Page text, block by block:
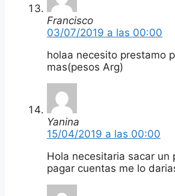
Francisco
03/07/2019 a las 00:00
holaa necesito prestamo
mas(pesos Arg)
Yanina
15/04/2019 a las 00:00
Hola necesitaria sacar un
pagar cuentas me lo